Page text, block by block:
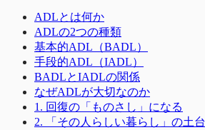
ADLとは何か
ADLの2つの種類
基本的ADL（BADL）
手段的ADL（IADL）
BADLとIADLの関係
なぜADLが大切なのか
1. 回復の「ものさし」になる
2. 「その人らしい暮らし」の土台